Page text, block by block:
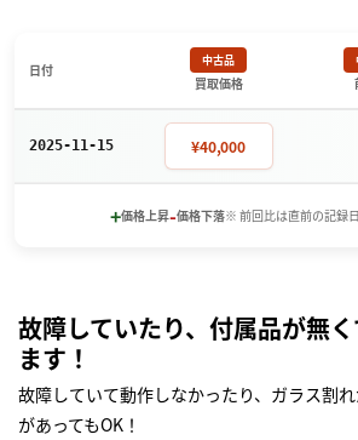
日付
中古品
買取価格
2025-11-15 ¥40,000
+価格上昇-価格下落※ 前回比は直前の記録
故障していたり、付属品が無
ます！
故障していて動作しなかったり、ガラス割
があってもOK！